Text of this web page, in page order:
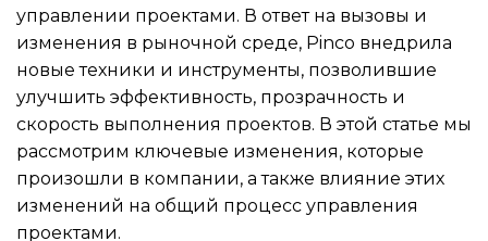
управлении проектами. В ответ на вызовы и
изменения в рыночной среде, Pinco внедрила
новые техники и инструменты, позволившие
улучшить эффективность, прозрачность и
скорость выполнения проектов. В этой статье мы
рассмотрим ключевые изменения, которые
произошли в компании, а также влияние этих
изменений на общий процесс управления
проектами.